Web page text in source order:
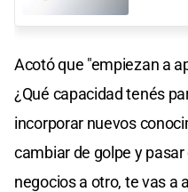
Acotó que "empiezan a
¿Qué capacidad tenés
incorporar nuevos
cambiar de golpe y
negocios a otro, te vas a